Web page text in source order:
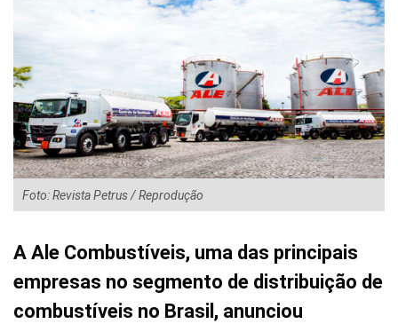
Foto: Revista Petrus / Reprodução
A Ale Combustíveis, uma das principais
empresas no segmento de distribuição de
combustíveis no Brasil, anunciou